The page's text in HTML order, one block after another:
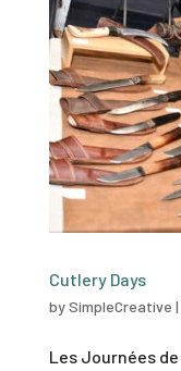
Cutlery Days
bySimpleCreative |
Les Journées